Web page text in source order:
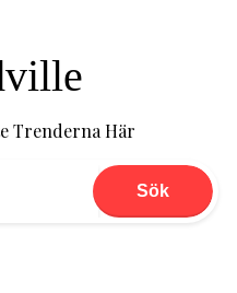
Trenderna Här
Sök